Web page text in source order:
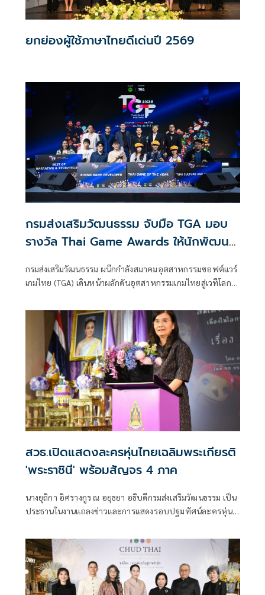
ยกย่องผู้ใช้ภาษาไทยดีเด่นปี 2569
กรมส่งเสริมวัฒนธรรม จับมือ TGA มอบ
รางวัล Thai Game Awards ให้นักพัฒนา
Thai Game Festival (TGF 2026)
กรมส่งเสริมวัฒนธรรม ผนึกกำลังสมาคมอุตสาหกรรมซอฟต์แวร์
เกมไทย (TGA) เดินหน้าผลักดันอุตสาหกรรมเกมไทยสู่เวทีโลก
สวธ.เปิดแสดงละครหุ่นไทยเฉลิมพระเกียรติ
'พระราชินี' พร้อมสัญจร 4 ภาค
นางยุถิกา อิศรางกูร ณ อยุธยา อธิบดีกรมส่งเสริมวัฒนธรรม เป็น
ประธานในงานแถลงข่าวและการแสดงรอบปฐมทัศน์ละครหุ่น
พิมลลักษณ พระบรมราชินี เนื่องในโอกาสมหามงคลเฉลิม
พระชนมพรรษา 4 รอบ 3 มิถุนายน 2569